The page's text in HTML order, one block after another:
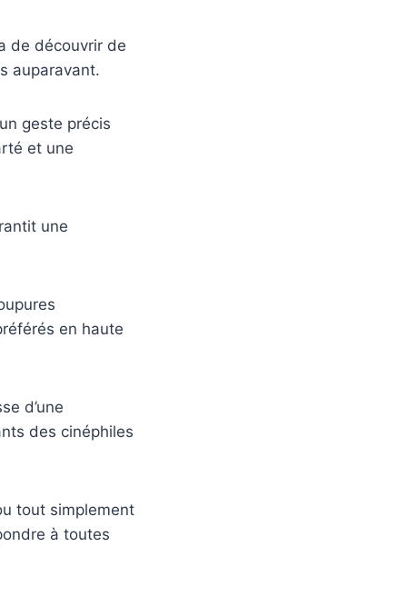
de découvrir de
auparavant.
geste précis
et une
une
en haute
d’une
des cinéphiles
tout simplement
à toutes